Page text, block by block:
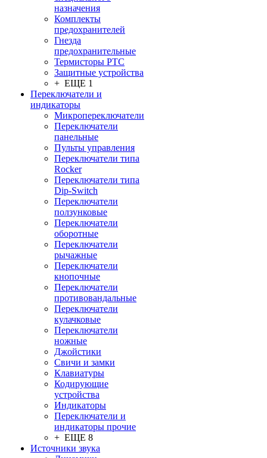
назначения
Комплекты
предохранителей
Гнезда
предохранительные
Термисторы PTC
Защитные устройства
+ ЕЩЕ 1
Переключатели и
индикаторы
Микропереключатели
Переключатели
панельные
Пульты управления
Переключатели типа
Rocker
Переключатели типа
Dip-Switch
Переключатели
ползунковые
Переключатели
оборотные
Переключатели
рычажные
Переключатели
кнопочные
Переключатели
противовандальные
Переключатели
кулачковые
Переключатели
ножные
Джойстики
Свичи и замки
Клавиатуры
Кодирующие
устройства
Индикаторы
Переключатели и
индикаторы прочие
+ ЕЩЕ 8
Источники звука